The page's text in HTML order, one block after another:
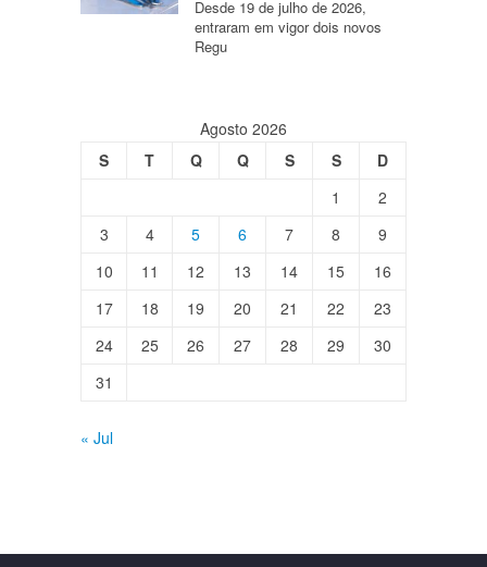
Desde 19 de julho de 2026,
entraram em vigor dois novos
Regu
Agosto 2026
S
T Q Q S S
D
1
2
3
4 5 6 7 8
9
10
11 12 13 14 15
16
17
18 19 20 21 22
23
24
25 26 27 28 29
30
31
« Jul